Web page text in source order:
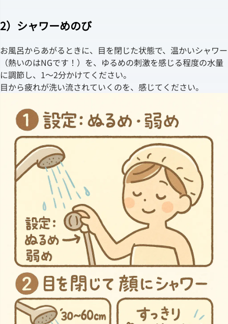
2）シャワーめのび
お風呂からあがるときに、目を閉じた状態で、温かいシャワー
（熱いのはNGです！）を、ゆるめの刺激を感じる程度の水量
に調節し、1～2分かけてください。
目から疲れが洗い流されていくのを、感じてください。